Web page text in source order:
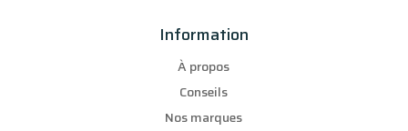
Information
À propos
Conseils
Nos marques